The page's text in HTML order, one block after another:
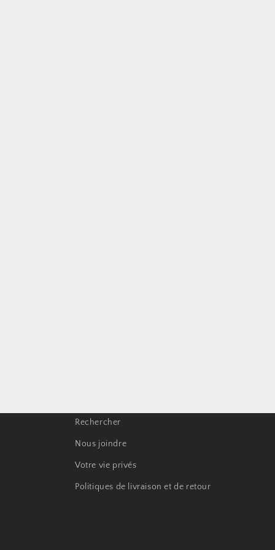
Rechercher
Nous joindre
Votre vie privés
Politiques de livraison et de retour